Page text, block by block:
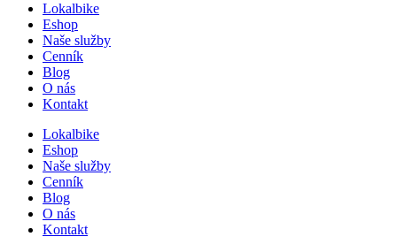
Lokalbike
Eshop
Naše služby
Cenník
Blog
O nás
Kontakt
Lokalbike
Eshop
Naše služby
Cenník
Blog
O nás
Kontakt